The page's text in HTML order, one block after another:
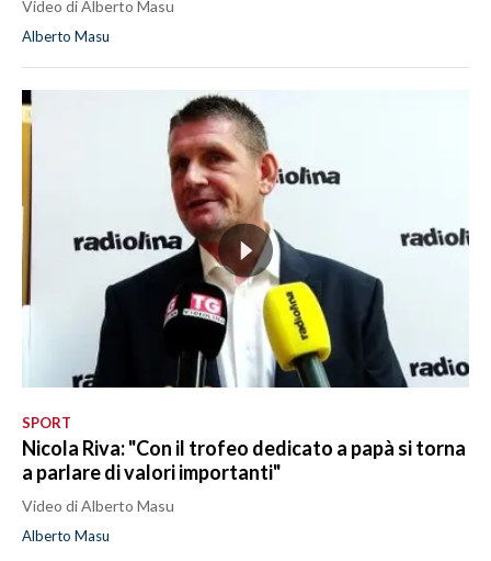
Video di Alberto Masu
Alberto Masu
SPORT
Nicola Riva: "Con il trofeo dedicato a papà si torna
a parlare di valori importanti"
Video di Alberto Masu
Alberto Masu